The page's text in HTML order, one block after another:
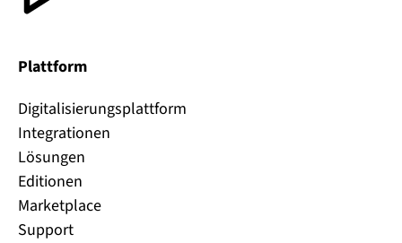
Plattform
Digitalisierungsplattform
Integrationen
Lösungen
Editionen
Marketplace
Support